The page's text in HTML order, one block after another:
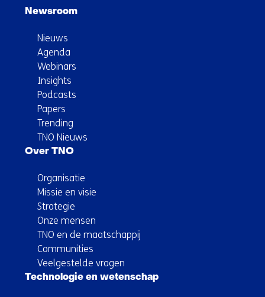
Newsroom
Nieuws
Agenda
Webinars
Insights
Podcasts
Papers
Trending
TNO Nieuws
Over TNO
Organisatie
Missie en visie
Strategie
Onze mensen
TNO en de maatschappij
Communities
Veelgestelde vragen
Technologie en wetenschap